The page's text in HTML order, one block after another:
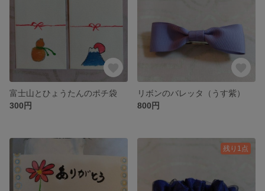
富士山とひょうたんのポチ袋
300円
リボンのバレッタ（うす紫）
800円
残り1点